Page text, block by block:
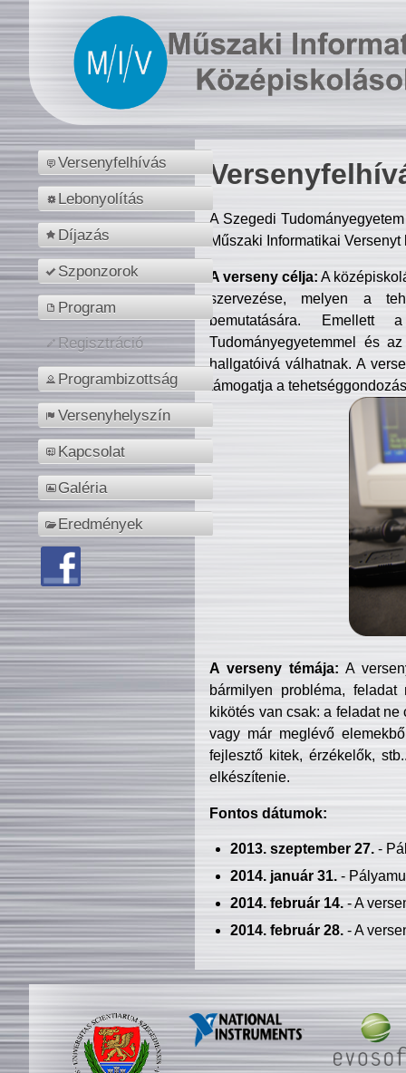
Versenyfelhívás
Lebonyolítás
Díjazás
Szponzorok
Program
Regisztráció
Programbizottság
Versenyhelyszín
Kapcsolat
Galéria
Eredmények
A Szegedi
Műszaki Informatikai
A verseny célja: A
szervezése, melyen a
bemutatására. Emellett
Tudományegyetemmel és
hallgatóivá válhatnak. A
támogatja a
A verseny témája: A
bármilyen probléma, feladat
kikötés van csak: a feladat
vagy már meglévő
fejlesztő kitek, érzékelők,
elkészítenie.
Fontos dátumok:
2013. szeptember 27.-
2014. január 31.-
2014. február 14.- A
2014. február 28.- A